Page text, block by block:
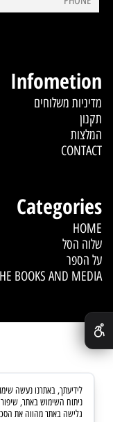
Infometion
מדיניות משלוחים
תקנון
המלצות
CONTACT
Categories
HOME
שלוה הסל
על הספר
BOOKS AND MEDIA
ניתוח השימוש באתר,
גלישה באתר מהווה את